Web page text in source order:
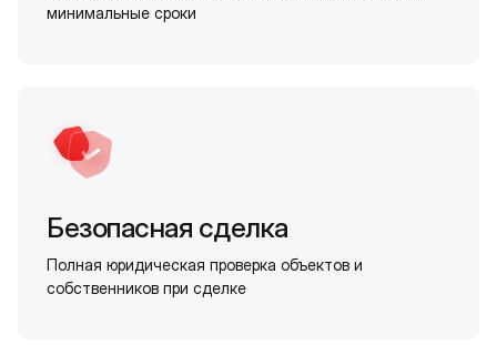
минимальные сроки
Безопасная сделка
Полная юридическая проверка объектов и
собственников при сделке